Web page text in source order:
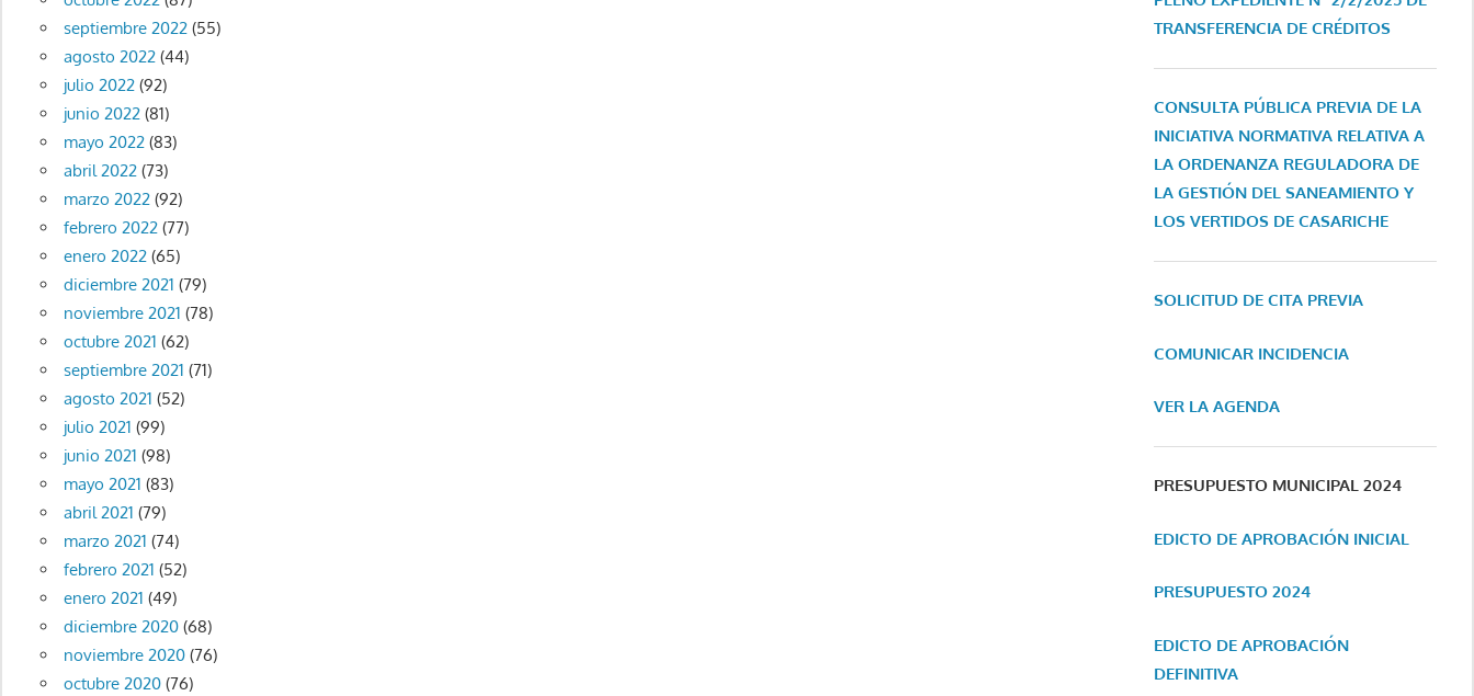
septiembre 2022(55)
agosto 2022(44)
julio 2022(92)
junio 2022(81)
mayo 2022(83)
abril 2022(73)
marzo 2022(92)
febrero 2022(77)
enero 2022(65)
diciembre 2021 (79)
noviembre 2021 (78)
octubre 2021 (62)
septiembre 2021 (71)
agosto 2021 (52)
julio 2021 (99)
junio 2021 (98)
mayo 2021 (83)
abril 2021 (79)
marzo 2021 (74)
febrero 2021 (52)
enero 2021 (49)
diciembre 2020(68)
noviembre 2020(76)
octubre 2020(76)
TRANSFERENCIA DE CRÉDITOS
CONSULTA PÚBLICA PREVIA DE LA
INICIATIVA NORMATIVA RELATIVA A
LA ORDENANZA REGULADORA DE
LA GESTIÓN DEL SANEAMIENTO Y
LOS VERTIDOS DE CASARICHE
SOLICITUD DE CITA PREVIA
COMUNICAR INCIDENCIA
VER LA AGENDA
PRESUPUESTO MUNICIPAL 2024
EDICTO DE APROBACIÓN INICIAL
PRESUPUESTO 2024
EDICTO DE APROBACIÓN
DEFINITIVA